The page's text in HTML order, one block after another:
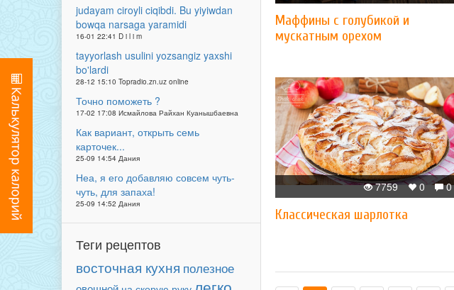
judayam ciroyli ciqibdi. Bu yiyiwdan
bowqa narsaga yaramidi
16-01 22:41 D i l i m
tayyorlash usulini yozsangiz yaxshi
bo'lardi
28-12 15:10 Topradio.zn.uz online
Точно поможеть ?
17-02 17:08 Исмайлова Райхан Куанышбаевна
Как вариант, открыть семь
карточек...
25-09 14:54 Дания
Неа, я его добавляю совсем чуть-
чуть, для запаха!
25-09 14:52 Дания
Теги рецептов
восточная кухня полезное
Маффины с голубикой и
мускатным орехом
0
0
7759
Классическая шарлотка